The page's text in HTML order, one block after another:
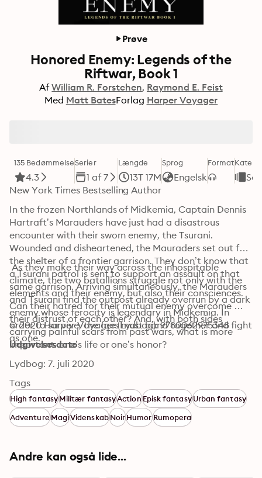
Prøve
Honored Enemy: Legends of the
Riftwar, Book 1
Af William R. Forstchen Raymond E. Feist
Med Matt BatesForlag Harper Voyager
135 Bedømmelse
4.3
Serier
1 af 7
Længde
13T 17M
Sprog
Engelsk
Format
New York Times Bestselling Author
In the frozen Northlands of Midkemia, Captain Dennis
Hartraft’s Marauders have just had a disastrous
encounter with their sworn enemy, the Tsurani.
Wounded and disheartened, the Mauraders set out for
the shelter of a frontier garrison. They don’t know that
a Tsurani patrol is sent to support an assault on that
same garrison. Arriving simultaneously, the Marauders
and Tsurani find the outpost already overrun by a dark
enemy whose ferocity is legendary in Midkemia. In
order to survive, the foes must band together and fight
as one.
As they make their way across the inhospitable
climate, the two batallions struggle not only with the
elements and their enemy, but also their consciences.
Can their hatred for their mutual enemy overcome
their distrust of each other? And, with both sides
carrying painful scars from past wars, what is more
important: one’s life or one’s honor?
© 2020 Harper Voyager (Lydbog): 9780062975348
Udgivelsesdato
Lydbog: 7. juli 2020
Tags
High fantasyMilitær fantasyActionEpisk fantasyUrban fantasy
AdventureMagiVidenskabNoirHumorRumopera
Andre kan også lide...